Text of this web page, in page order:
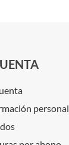
personal